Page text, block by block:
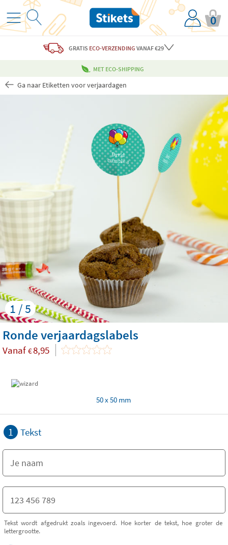
0
GRATIS ECO-VERZENDING VANAF €29
MET ECO-SHIPPING
Ga naar Etiketten voor verjaardagen
1 / 5
Ronde verjaardagslabels
Vanaf €8,95
50 x 50 mm
1 Tekst
Tekst wordt afgedrukt zoals ingevoerd. Hoe korter de tekst, hoe groter de
lettergrootte.